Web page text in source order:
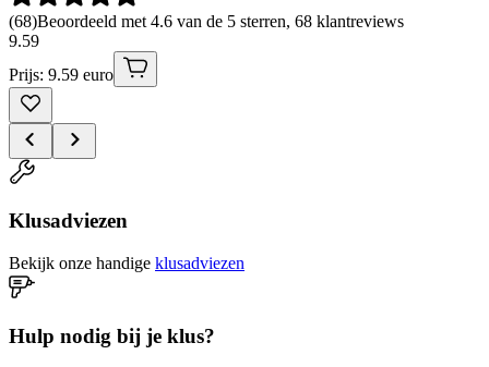
(68)Beoordeeld met 4.6 van de 5 sterren, 68 klantreviews
9.59
Prijs: 9.59 euro
Klusadviezen
Bekijk onze handige klusadviezen
Hulp nodig bij je klus?